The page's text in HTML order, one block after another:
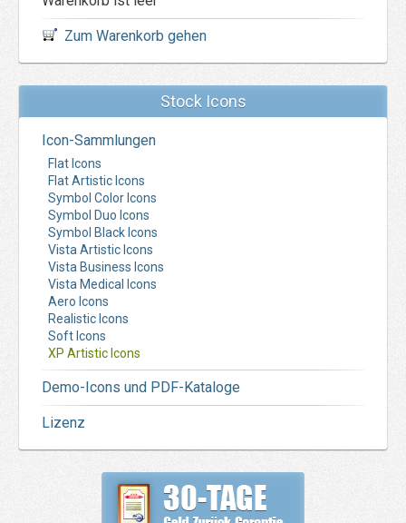
Zum Warenkorb gehen
Stock Icons
Icon-Sammlungen
Flat Icons
Flat Artistic Icons
Symbol Color Icons
Symbol Duo Icons
Symbol Black Icons
Vista Artistic Icons
Vista Business Icons
Vista Medical Icons
Aero Icons
Realistic Icons
Soft Icons
XP Artistic Icons
Demo-Icons und PDF-Kataloge
Lizenz